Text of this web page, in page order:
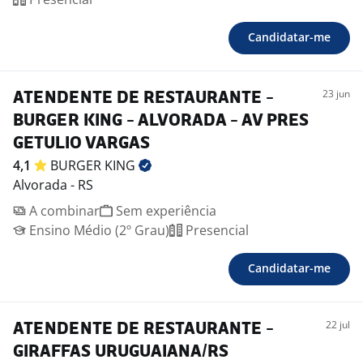
Candidatar-me
ATENDENTE DE RESTAURANTE -
BURGER KING - ALVORADA - AV PRES
GETULIO VARGAS
23 jun
4,1 BURGER KING
Alvorada - RS
A combinar
Sem experiência
Ensino Médio (2º Grau)
Presencial
Candidatar-me
ATENDENTE DE RESTAURANTE -
GIRAFFAS URUGUAIANA/RS
22 jul